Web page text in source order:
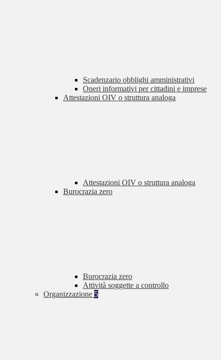
Scadenzario obblighi amministrativi
Oneri informativi per cittadini e imprese
Attestazioni OIV o struttura analoga
Attestazioni OIV o struttura analoga
Burocrazia zero
Burocrazia zero
Attività soggette a controllo
Organizzazione 5